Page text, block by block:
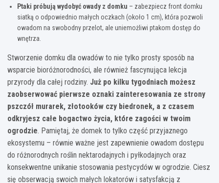
Ptaki próbują wydobyć owady z domku – zabezpiecz front domku
siatką o odpowiednio małych oczkach (około 1 cm), która pozwoli
owadom na swobodny przelot, ale uniemożliwi ptakom dostęp do
wnętrza.
Stworzenie domku dla owadów to nie tylko prosty sposób na
wsparcie bioróżnorodności, ale również fascynująca lekcja
przyrody dla całej rodziny. Już po kilku tygodniach możesz
zaobserwować pierwsze oznaki zainteresowania ze strony
pszczół murarek, złotooków czy biedronek, a z czasem
odkryjesz całe bogactwo życia, które zagości w twoim
ogrodzie. Pamiętaj, że domek to tylko część przyjaznego
ekosystemu – równie ważne jest zapewnienie owadom dostępu
do różnorodnych roślin nektarodajnych i pyłkodajnych oraz
konsekwentne unikanie stosowania pestycydów w ogrodzie. Ciesz
się obserwacją swoich małych lokatorów i satysfakcją z